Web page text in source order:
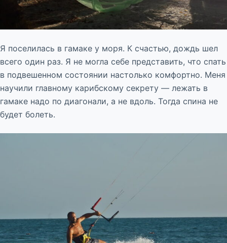
Я поселилась в гамаке у моря. К счастью, дождь шел
всего один раз. Я не могла себе представить, что спать
в подвешенном состоянии настолько комфортно. Меня
научили главному карибскому секрету — лежать в
гамаке надо по диагонали, а не вдоль. Тогда спина не
будет болеть.